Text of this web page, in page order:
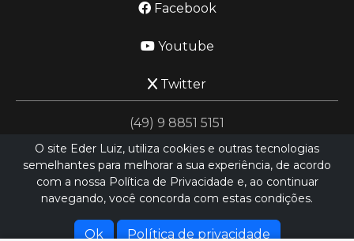
Facebook
Youtube
Twitter
(49) 9 8851 5151
jornalismo@ederluiz.com.vc
Hospedado porHEXIO CLOUD
O site Eder Luiz, utiliza cookies e outras tecnologias
semelhantes para melhorar a sua experiência, de acordo
com a nossa Política de Privacidade e, ao continuar
navegando, você concorda com estas condições.
Ok Política de privacidade